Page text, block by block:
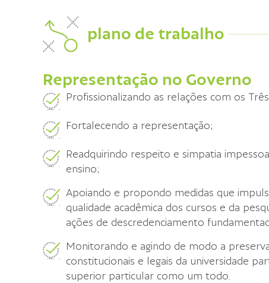
plano de trabalho
Representação no Governo
Profissionalizando as relações com os
Fortalecendo a representação;
Readquirindo respeito e simpatia
ensino;
Apoiando e propondo medidas que
qualidade acadêmica dos cursos e da
ações de descredenciamento
Monitorando e agindo de modo a
constitucionais e legais da universidade
superior particular como um todo.